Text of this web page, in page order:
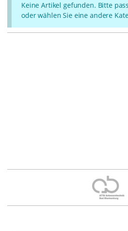
Keine Artikel gefunden. Bitte
oder wählen Sie eine andere